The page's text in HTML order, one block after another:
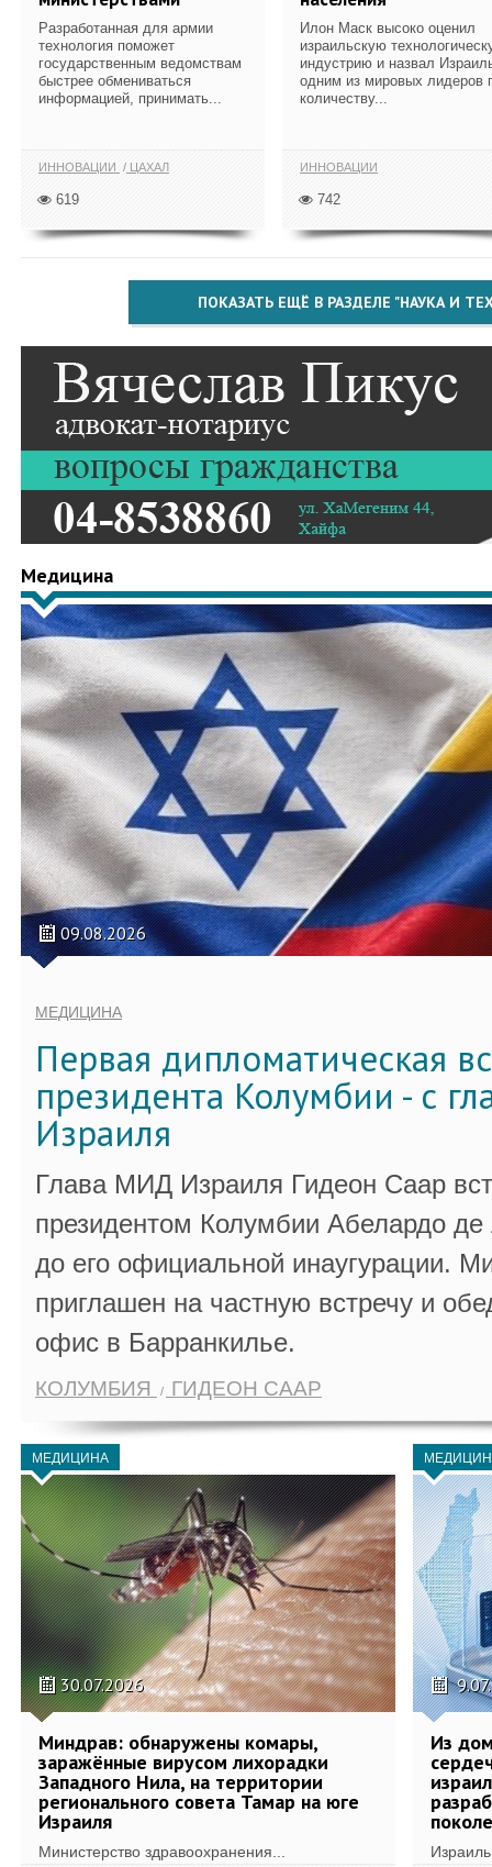
Разработанная для армии
технология поможет
государственным ведомствам
быстрее обмениваться
информацией, принимать...
ИННОВАЦИИ ЦАХАЛ
619
Илон Маск высоко оценил
израильскую
индустрию и назвал
одним из мировых лидеров
количеству...
ИННОВАЦИИ
742
ПОКАЗАТЬ ЕЩЁ В РАЗДЕЛЕ "НАУКА И
Медицина
09.08.2026
МЕДИЦИНА
Первая дипломатическая
президента Колумбии - с
Израиля
Глава МИД Израиля Гидеон Саар
президентом Колумбии Абелардо
до его официальной инаугурации.
приглашен на частную встречу и
офис в Барранкилье.
КОЛУМБИЯ ГИДЕОН СААР
МЕДИЦИНА
30.07.2026
Миндрав: обнаружены комары,
заражённые вирусом лихорадки
Западного Нила, на территории
регионального совета Тамар на юге
Израиля
Министерство здравоохранения...
Из
Израиль